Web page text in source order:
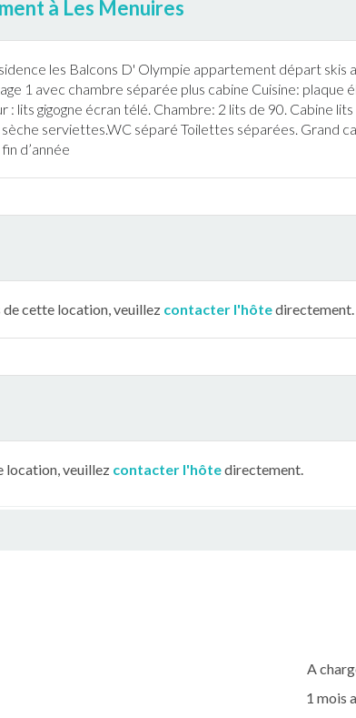
à Les Menuires
les Balcons D' Olympie appartementdépart skis
1 avec chambre séparée plus cabine Cuisine: plaque
: lits gigogne écran télé. Chambre: 2 lits de 90. Cabine
serviettes.WC séparé Toilettes séparées. Grand
d’année
cette location, veuillez contacter l'hôtedirectement.
location, veuillez contacter l'hôtedirectement.
A
1 mois